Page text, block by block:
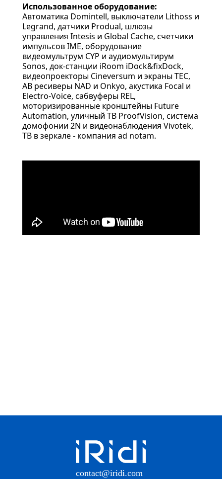
Использованное оборудование:
Автоматика Domintell, выключатели Lithoss и
Legrand, датчики Produal, шлюзы
управления Intesis и Global Cache, счетчики
импульсов IME, оборудование
видеомультрум CYP и аудиомультирум
Sonos, док-станции iRoom iDock&fixDock,
видеопроекторы Cineversum и экраны TEC,
АВ ресиверы NAD и Onkyo, акустика Focal и
Electro-Voice, сабвуферы REL,
моторизированные кронштейны Future
Automation, уличный ТВ ProofVision, система
домофонии 2N и видеонаблюдения Vivotek,
ТВ в зеркале - компания ad notam.
contact@iridi.com